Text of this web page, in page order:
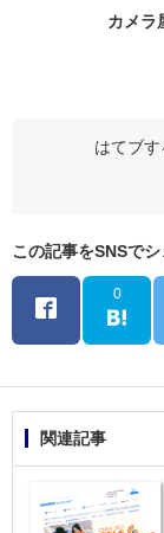
カメラ
この記事をSNSで
0
関連記事